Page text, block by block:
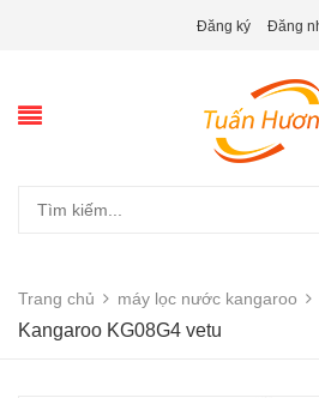
Đăng ký Đăng
Trang chủ máy lọc nước kangaroo
Kangaroo KG08G4 vetu